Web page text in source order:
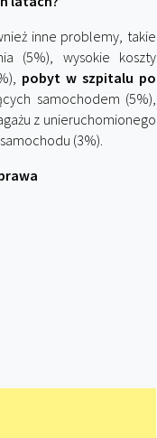
inne problemy, takie
(5%), wysokie koszty
pobyt w szpitalu po
samochodem (5%),
z unieruchomionego
(3%).